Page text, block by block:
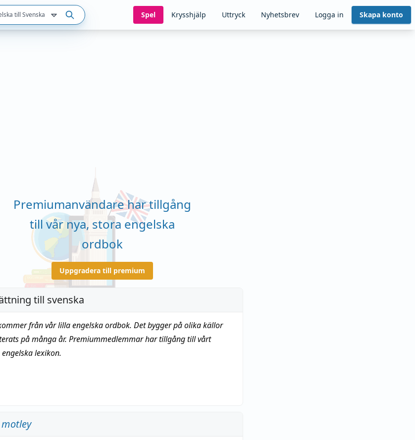
till Svenska Spel Krysshjälp Uttryck Nyhetsbrev Logga in Skapa konto
Premiumanvändare har tillgång
till vår nya, stora engelska
ordbok
Uppgradera till premium
till svenska
från vår lilla engelska ordbok. Det bygger på olika källor
på många år. Premiummedlemmar har tillgång till vårt
lexikon.
motley